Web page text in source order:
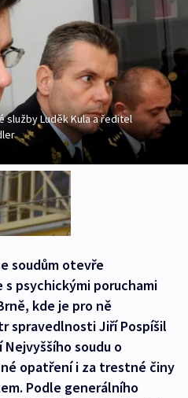
Luděk Kula a ředitel
soudům otevře
psychickými poruchami
kde je pro ně
spravedlnosti Jiří Pospíšil
soudu o
opatření i za trestné činy
Podle generálního